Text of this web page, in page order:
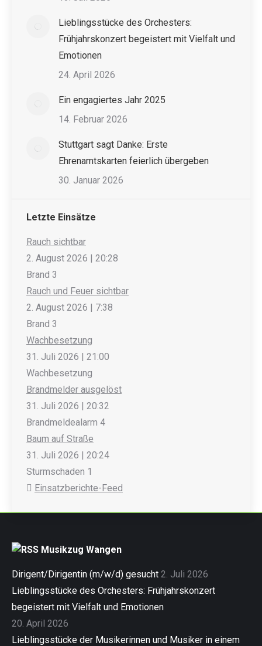
Lieblingsstücke des Orchesters:
Frühjahrskonzert begeistert mit Vielfalt und
Emotionen
24. April 2026
Ein engagiertes Jahr 2025
14. Februar 2026
Stuttgart sagt Danke: Erste
Ehrenamtskarten feierlich übergeben
30. Januar 2026
Letzte Einsätze
Rauch sichtbar
2. August 2026 | 20:28
Brand 3
Rauch und Feuer sichtbar
2. August 2026 | 7:38
Brand 3
Wachbesetzung
31. Juli 2026 | 21:00
Wachbesetzung
Brandmelder ausgelöst
31. Juli 2026 | 20:32
Brandmeldealarm 4
Baum auf Straße
31. Juli 2026 | 20:24
Sturmschaden 1
Einsatzberichte-Feed
Musikzug Wangen
Dirigent/Dirigentin (m/w/d) gesucht 2. Juli 2026
Lieblingsstücke des Orchesters: Frühjahrskonzert
begeistert mit Vielfalt und Emotionen
20. April 2026
Lieblingsstücke der Musikerinnen und Musiker in einem